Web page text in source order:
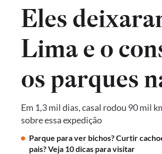
Eles
Lima e o
os parques
Em 1,3 mil dias, casal rodou 90 mil
sobre essa expedição
Parque para ver bichos? Curtir
pais? Veja 10 dicas para visitar